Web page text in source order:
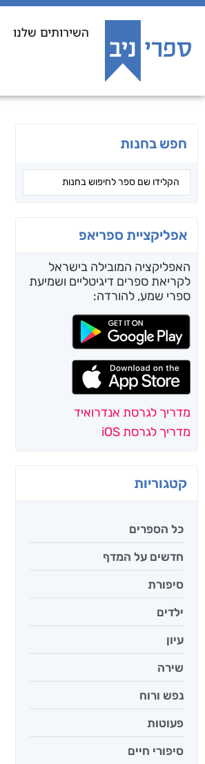
השירותים שלנו
חפש בחנות
אפליקציית ספריאפ
האפליקציה המובילה בישראל
לקריאת ספרים דיגיטליים ושמיעת
ספרי שמע, להורדה:
מדריך לגרסת אנדרואיד
מדריך לגרסת iOS
קטגוריות
כל הספרים
חדשים על המדף
סיפורת
ילדים
עיון
שירה
נפש ורוח
פעוטות
סיפורי חיים